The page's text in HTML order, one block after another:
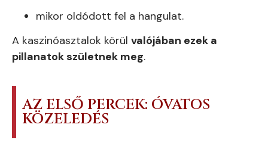
mikor oldódott fel a hangulat.
A kaszinóasztalok körül valójában ezek a
pillanatok születnek meg.
AZ ELSŐ PERCEK: ÓVATOS
KÖZELEDÉS